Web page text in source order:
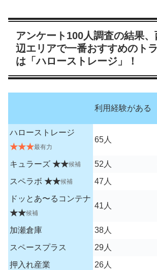
アンケート100人調査の結果、
辺エリアで一番おすすめのト
は「ハローストレージ」！
利用経験がある
ハローストレージ
★★★最有力
65人
キュラーズ ★★候補 52人
スペラボ ★★候補 47人
ドッとあ〜るコンテナ
★★候補
41人
加瀬倉庫 38人
スペースプラス
29人
押入れ産業
26人